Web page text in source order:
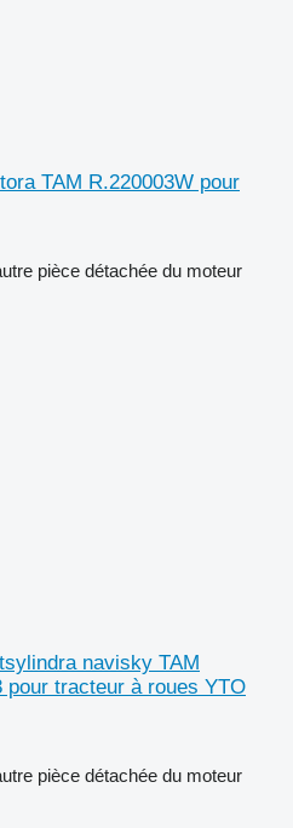
TAM R.220003W pour
pièce détachée du moteur
navisky TAM
pour tracteur à roues YTO
pièce détachée du moteur